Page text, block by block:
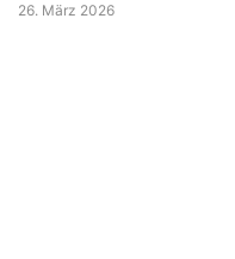
26. März 2026